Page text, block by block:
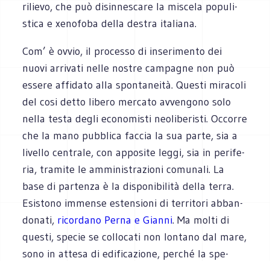
rilievo, che può disin­ne­scare la miscela popu­li­
stica e xeno­foba della destra italiana.
Com’ è ovvio, il pro­cesso di inse­ri­mento dei
nuovi arri­vati nelle nostre cam­pa­gne non può
essere affi­dato alla spon­ta­neità. Que­sti mira­coli
del cosi detto libero mer­cato avven­gono solo
nella testa degli eco­no­mi­sti neo­li­be­ri­sti. Occorre
che la mano pub­blica fac­cia la sua parte, sia a
livello cen­trale, con appo­site leggi, sia in peri­fe­
ria, tra­mite le ammi­ni­stra­zioni comunali. La
base di par­tenza è la dispo­ni­bi­lità della terra.
Esi­stono immense esten­sioni di ter­ri­tori abban­
do­nati, ricor­dano Perna e Gianni. Ma molti di
que­sti, spe­cie se col­lo­cati non lon­tano dal mare,
sono in attesa di edi­fi­ca­zione, per­ché la spe­